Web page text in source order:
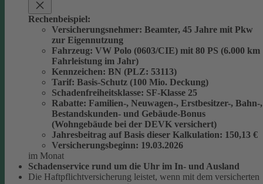
Rechenbeispiel:
Versicherungsnehmer: Beamter, 45 Jahre mit Pkw
zur Eigennutzung
Fahrzeug: VW Polo (0603/CIE) mit 80 PS (6.000 km
Fahrleistung im Jahr)
Kennzeichen: BN (PLZ: 53113)
Tarif: Basis-Schutz (100 Mio. Deckung)
Schadenfreiheitsklasse: SF-Klasse 25
Rabatte: Familien-, Neuwagen-, Erstbesitzer-, Bahn-,
Bestandskunden- und Gebäude-Bonus
(Wohngebäude bei der DEVK versichert)
Jahresbeitrag auf Basis dieser Kalkulation: 150,13 €
Versicherungsbeginn: 19.03.2026
im Monat
Schadenservice rund um die Uhr im In- und Ausland
Die Haftpflichtversicherung leistet, wenn mit dem versicherten